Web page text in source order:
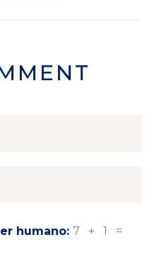
humano: 7 + 1 =